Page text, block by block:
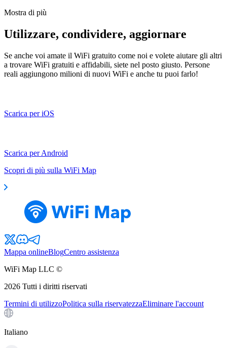
Mostra di più
Utilizzare, condividere, aggiornare
Se anche voi amate il WiFi gratuito come noi e volete aiutare gli altri
a trovare WiFi gratuiti e affidabili, siete nel posto giusto. Persone
reali aggiungono milioni di nuovi WiFi e anche tu puoi farlo!
Scarica per iOS
Scarica per Android
Scopri di più sulla WiFi Map
Mappa onlineBlogCentro assistenza
WiFi Map LLC ©
2026 Tutti i diritti riservati
Termini di utilizzoPolitica sulla riservatezzaEliminare l'account
Italiano